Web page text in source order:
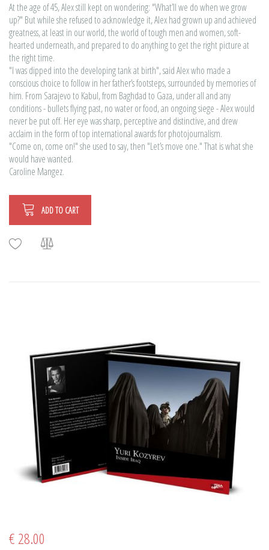
At the age of 45, Alex still kept on wondering: "What’ll we do when we grow
up?" But while she refused to acknowledge it, Alex had grown up and achieved
greatness, at least in our world, the world of tough men and women, soft-
hearted underneath, and prepared to do anything to get the right picture at
the right time.
"I was dipped into the developing tank at birth", said Alex who made a
conscious choice to follow in her father’s footsteps, surrounded by memories of
him. From Sarajevo to Kabul, from Baghdad to Gaza, under all and any
conditions - bullets flying past, no water or food, an ongoing siege - Alex would
never be put off. Her eye was sharp, perceptive and distinctive, and drew
acclaim in the form of top international awards for photojournalism.
"Come on, come on!" she used to say, then "Let’s move one." That is what she
would have wanted.
Caroline Mangez.
ADD TO CART
€ 28.00